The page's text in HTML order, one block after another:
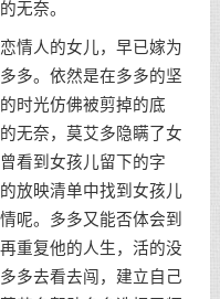
无奈。
人的女儿，早已嫁为
多。依然是在多多的坚
时光仿佛被剪掉的底
无奈，莫艾多隐瞒了女
看到女孩儿留下的字
放映清单中找到女孩儿
呢。多多又能否体会到
重复他的人生，活的没
多去看去闯，建立自己